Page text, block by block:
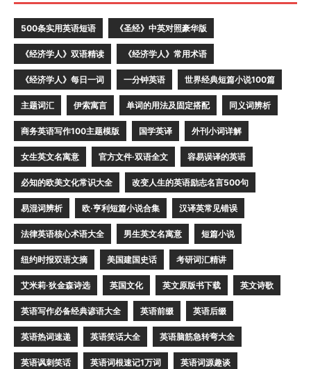
500条实用英语短语 《圣经》中英对照豪华版
《经济学人》双语精读 《经济学人》常用术语
《经济学人》每日一词 一分钟英语 世界经典短篇小说100篇
主题词汇 伊索寓言 单词的用法及固定搭配 同义词辨析
商务英语写作100主题模版 国学英译 外刊小词详解
女生英文名寓意 官方文件·双语全文 容易误译的英语
必知的欧美文化常识大全 改变人生的英语励志名言500句
易混词辨析 欧·亨利短篇小说合集 汉译英常见错误
法律英语核心术语大全 男生英文名寓意 短篇小说
纽约时报双语文摘 美国建国史话 考研词汇精讲
艾米莉·狄金森诗选 英国文化 英文原版书下载 英文诗歌
英语写作必备经典谚语大全 英语前缀 英语后缀
英语热词速递 英语笑话大全 英语脑筋急转弯大全
英语讽刺笑话 英语词根速记1万词 英语词源趣谈